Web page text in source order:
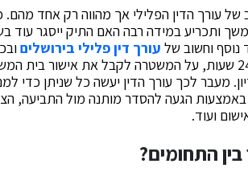
של עורך הדין הפלילי אך מהווה רק אחד מהם.
ותכריע במידה רבה האם התיק ייסגר עוד
וחשוב של עורך דין פלילי בירושלים
ממעצר. מלבד מעצר ראשוני למשך עד 24 שעות, על המשטרה לקבל את
מעבר לכך עורך הדין יעשה כל שניתן כדי
הגעה להסדר מותנה מול התביעה,
ועוד.
התחומים?